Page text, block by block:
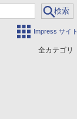
Impress サイト
全カテゴリ